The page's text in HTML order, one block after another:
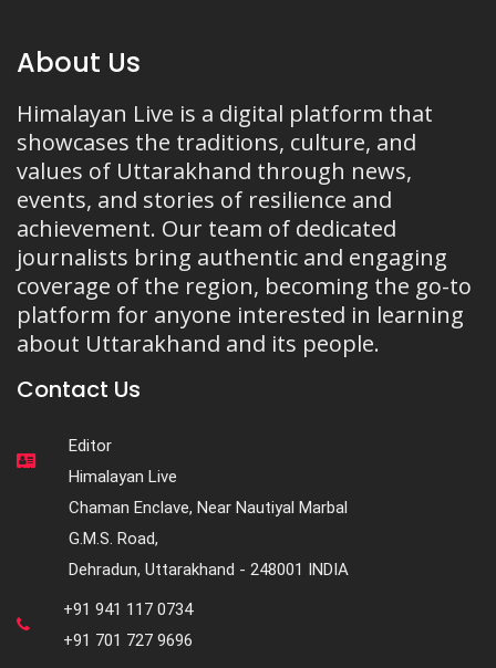
About Us
Himalayan Live is a digital platform that
showcases the traditions, culture, and
values of Uttarakhand through news,
events, and stories of resilience and
achievement. Our team of dedicated
journalists bring authentic and engaging
coverage of the region, becoming the go-to
platform for anyone interested in learning
about Uttarakhand and its people.
Contact Us
Editor
Himalayan Live
Chaman Enclave, Near Nautiyal Marbal
G.M.S. Road,
Dehradun, Uttarakhand - 248001 INDIA
+91 941 117 0734
+91 701 727 9696